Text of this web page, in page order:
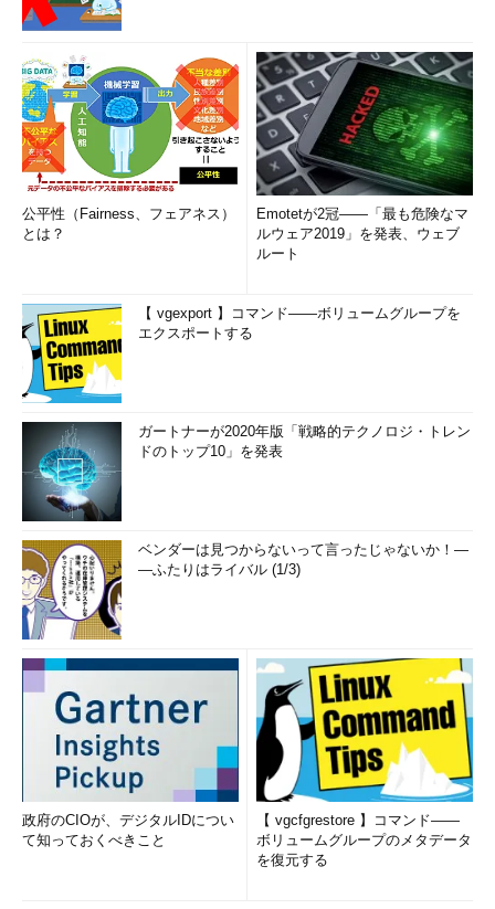
公平性（Fairness、フェアネス）
とは？
Emotetが2冠――「最も危険なマ
ルウェア2019」を発表、ウェブ
ルート
【 vgexport 】コマンド――ボリュームグループを
エクスポートする
ガートナーが2020年版「戦略的テクノロジ・トレン
ドのトップ10」を発表
ベンダーは見つからないって言ったじゃないか！―
―ふたりはライバル (1/3)
政府のCIOが、デジタルIDについ
て知っておくべきこと
【 vgcfgrestore 】コマンド――
ボリュームグループのメタデータ
を復元する